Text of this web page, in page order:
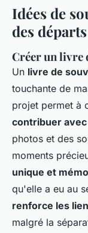
Idées de
des départs
Créer un livre
Un livre de
touchante de
projet permet à
contribuer
photos et des
moments
unique et
qu'elle a eu au
renforce les
malgré la